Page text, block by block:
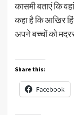
कासमी बताएं कि
कहा है कि आखिर
अपने बच्चों को
Share this:
Facebook